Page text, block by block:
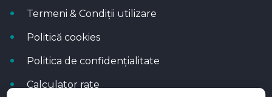
Termeni & Condiții utilizare
Politică cookies
Politica de confidențialitate
Calculator rate